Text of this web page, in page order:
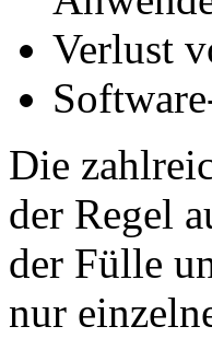
Verlust
Die
der Regel
der Fülle
nur